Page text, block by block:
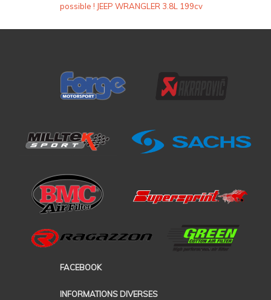
possible ! JEEP WRANGLER 3.8L 199cv
FACEBOOK
INFORMATIONS DIVERSES